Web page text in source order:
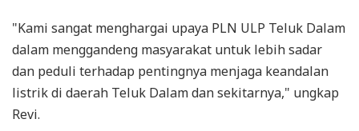
"Kami sangat menghargai upaya PLN ULP Teluk Dalam
dalam menggandeng masyarakat untuk lebih sadar
dan peduli terhadap pentingnya menjaga keandalan
listrik di daerah Teluk Dalam dan sekitarnya," ungkap
Revi.